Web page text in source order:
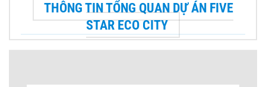
THÔNG TIN TỔNG QUAN DỰ ÁN FIVE
STAR ECO CITY